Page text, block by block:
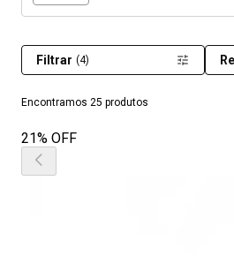
Encontramos 25 produtos
Filtrar (4)
21% OFF